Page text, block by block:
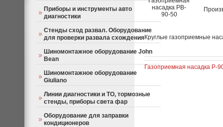
Приборы и инструменты авто
диагностики
Стенды сход развал. Оборудование
для проверки развала схождения
Шиномонтажное оборудование John
Bean
Шиномонтажное оборудование
Giuliano
Линии диагностики и ТО, тормозные
стенды, приборы света фар
Оборудование для заправки
кондиционеров
Круглые газоприемные
Газоприемная насадка P-